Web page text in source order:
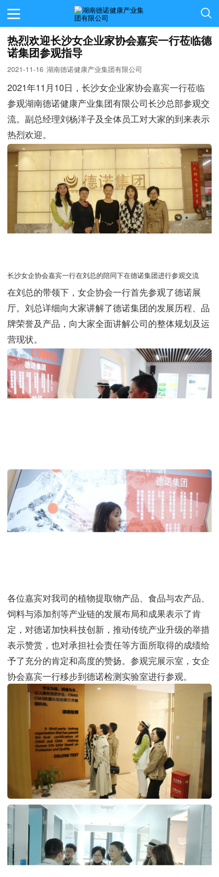
热烈欢迎长沙女企业家协会嘉宾一行莅临德
诺集团参观指导
2021-11-16 湖南德诺健康产业集团有限公司
2021年11月10日，长沙女企业家协会嘉宾一行莅临
参观湖南德诺健康产业集团有限公司长沙总部参观交
流。副总经理刘杨洋子及全体员工对大家的到来表示
热烈欢迎。
长沙女企协会嘉宾一行在刘总的陪同下在德诺集团进行参观交流
在刘总的带领下，女企协会一行首先参观了德诺展
厅。刘总详细向大家讲解了德诺集团的发展历程、品
牌荣誉及产品，向大家全面讲解公司的整体规划及运
营现状。
各位嘉宾对我司的植物提取物产品、食品与农产品、
饲料与添加剂等产业链的发展布局和成果表示了肯
定，对德诺加快科技创新，推动传统产业升级的举措
表示赞赏，也对承担社会责任等方面所取得的成绩给
予了充分的肯定和高度的赞扬。参观完展示室，女企
协会嘉宾一行移步到德诺检测实验室进行参观。